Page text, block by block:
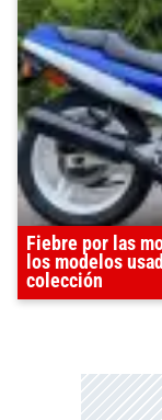
Fiebre por las
los modelos
colección